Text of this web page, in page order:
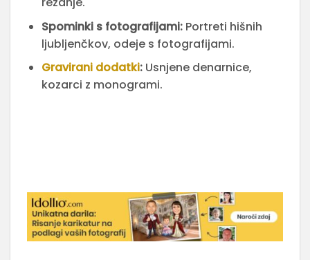
Spominki s fotografijami:Portreti hišnih
ljubljenčkov, odeje s fotografijami.
Gravirani dodatki:Usnjene denarnice,
kozarci z monogrami.